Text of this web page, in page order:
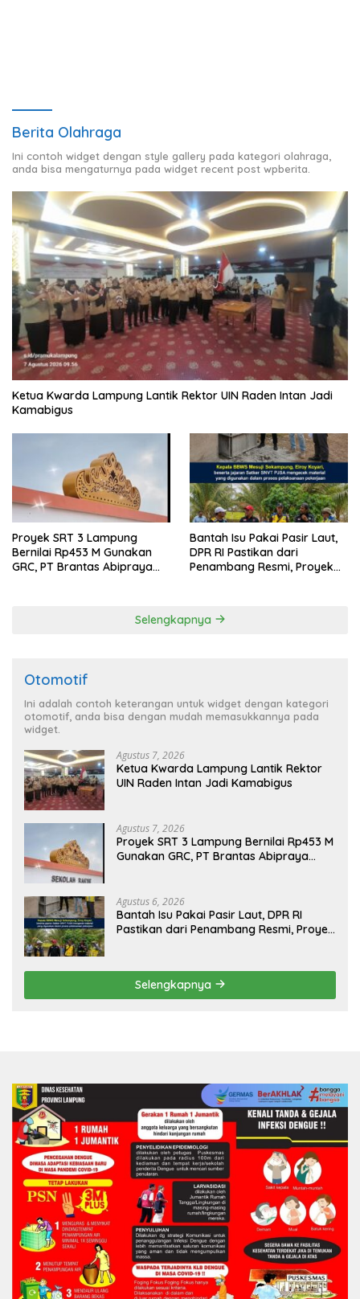
Berita Olahraga
Ini contoh widget dengan style gallery pada kategori olahraga,
anda bisa mengaturnya pada widget recent post wpberita.
Ketua Kwarda Lampung Lantik Rektor UIN Raden Intan Jadi
Kamabigus
Proyek SRT 3 Lampung
Bernilai Rp453 M Gunakan
GRC, PT Brantas Abipraya
Bantah Isu Pakai Pasir Laut,
DPR RI Pastikan dari
Penambang Resmi, Proyek
Selengkapnya
Otomotif
Ini adalah contoh keterangan untuk widget dengan kategori
otomotif, anda bisa dengan mudah memasukkannya pada
widget.
Agustus 7, 2026
Ketua Kwarda Lampung Lantik Rektor
UIN Raden Intan Jadi Kamabigus
Agustus 7, 2026
Proyek SRT 3 Lampung Bernilai Rp453 M
Gunakan GRC, PT Brantas Abipraya
Agustus 6, 2026
Bantah Isu Pakai Pasir Laut, DPR RI
Pastikan dari Penambang Resmi, Proyek
Selengkapnya